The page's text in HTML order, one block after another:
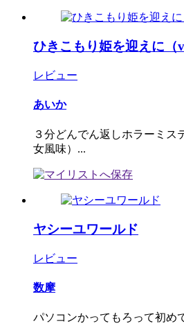
ひきこもり姫を迎えに（
レビュー
あいか
３分どんでん返しホラーミス
女風味）...
ヤシーユワールド
レビュー
数摩
パソコンかってもろって初め